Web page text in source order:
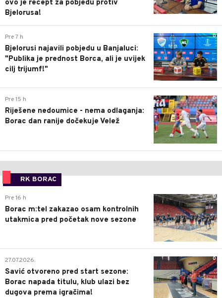
ovo je recept za pobjedu protiv
Bjelorusa!
0
Pre 7 h
Bjelorusi najavili pobjedu u Banjaluci:
"Publika je prednost Borca, ali je uvijek
cilj trijumf!"
0
Pre 15 h
Riješene nedoumice - nema odlaganja:
Borac dan ranije dočekuje Velež
RK BORAC
0
Pre 16 h
Borac m:tel zakazao osam kontrolnih
utakmica pred početak nove sezone
0
27.07.2026.
Savić otvoreno pred start sezone:
Borac napada titulu, klub ulazi bez
dugova prema igračima!